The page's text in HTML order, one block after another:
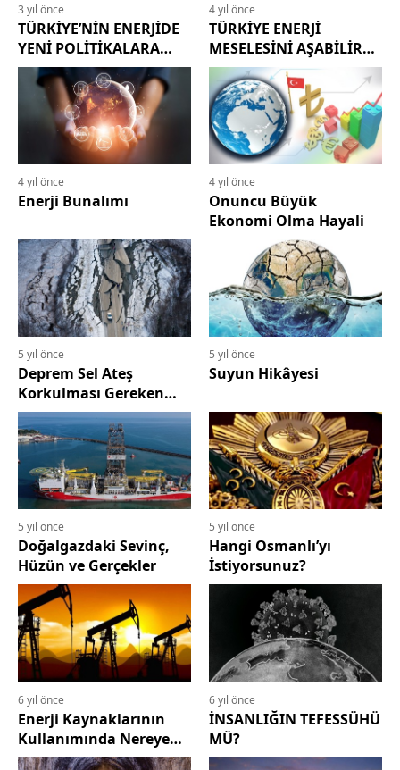
3 yıl önce
TÜRKİYE’NİN ENERJİDE
YENİ POLİTİKALARA
İHTİYACI VAR MI?
4 yıl önce
TÜRKİYE ENERJİ
MESELESİNİ AŞABİLİR
Mİ?
4 yıl önce
Enerji Bunalımı
4 yıl önce
Onuncu Büyük
Ekonomi Olma Hayali
5 yıl önce
Deprem Sel Ateş
Korkulması Gereken
Felaketler
5 yıl önce
Suyun Hikâyesi
5 yıl önce
Doğalgazdaki Sevinç,
Hüzün ve Gerçekler
5 yıl önce
Hangi Osmanlı’yı
İstiyorsunuz?
6 yıl önce
Enerji Kaynaklarının
Kullanımında Nereye
Gidiliyor
6 yıl önce
İNSANLIĞIN TEFESSÜHÜ
MÜ?